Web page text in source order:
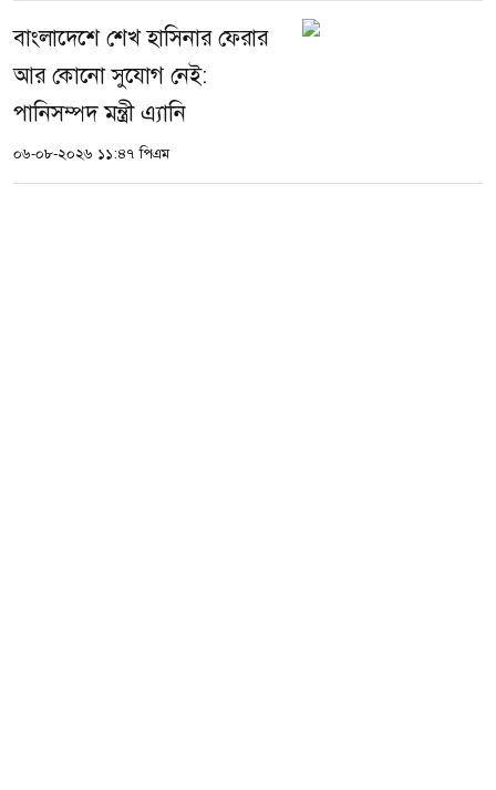
বাংলাদেশে শেখ হাসিনার ফেরার
আর কোনো সুযোগ নেই:
পানিসম্পদ মন্ত্রী এ্যানি
০৬-০৮-২০২৬ ১১:৪৭ পিএম